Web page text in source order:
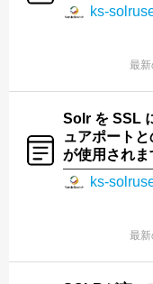
ks-
最
Solr を SSL
ュアポート
が使用されま
ks-
最